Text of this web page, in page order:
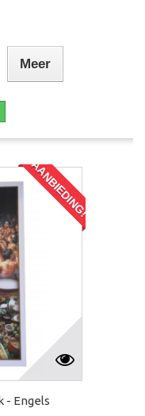
Meer
AANBIEDING!
- Engels